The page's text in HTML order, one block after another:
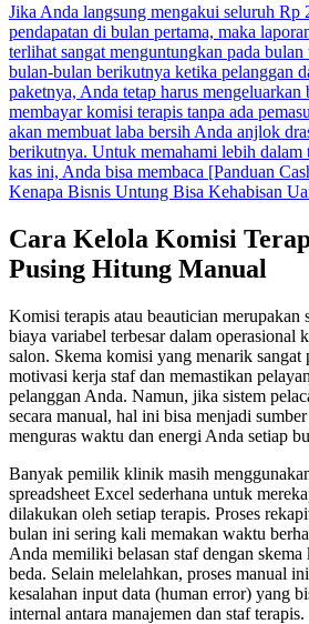
Jika Anda langsung mengakui seluruh Rp
pendapatan di bulan pertama, maka
terlihat sangat menguntungkan pada bulan
bulan-bulan berikutnya ketika pelanggan
paketnya, Anda tetap harus mengeluarkan
membayar komisi terapis tanpa ada
akan membuat laba bersih Anda anjlok
berikutnya. Untuk memahami lebih dalam
kas ini, Anda bisa membaca [Panduan
Kenapa Bisnis Untung Bisa Kehabisan
Cara Kelola Komisi
Pusing Hitung Manual
Komisi terapis atau beautician merupakan
biaya variabel terbesar dalam operasional
salon. Skema komisi yang menarik sangat
motivasi kerja staf dan memastikan
pelanggan Anda. Namun, jika sistem
secara manual, hal ini bisa menjadi
menguras waktu dan energi Anda setiap
Banyak pemilik klinik masih
spreadsheet Excel sederhana untuk
dilakukan oleh setiap terapis. Proses
bulan ini sering kali memakan waktu
Anda memiliki belasan staf dengan
beda. Selain melelahkan, proses manual
kesalahan input data (human error) yang
internal antara manajemen dan staf terapis.